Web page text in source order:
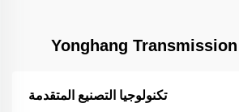
تكنولوجيا التصنيع المتقدمة